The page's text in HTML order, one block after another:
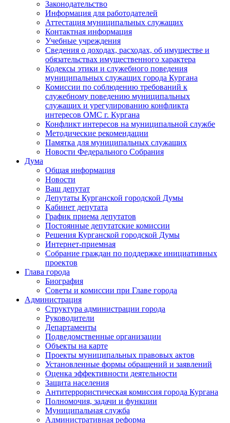
Законодательство
Информация для работодателей
Аттестация муниципальных служащих
Контактная информация
Учебные учреждения
Сведения о доходах, расходах, об имуществе и
обязательствах имущественного характера
Кодексы этики и служебного поведения
муниципальных служащих города Кургана
Комиссии по соблюдению требований к
служебному поведению муниципальных
служащих и урегулированию конфликта
интересов ОМС г. Кургана
Конфликт интересов на муниципальной службе
Методические рекомендации
Памятка для муниципальных служащих
Новости Федерального Cобрания
Дума
Общая информация
Новости
Ваш депутат
Депутаты Курганской городской Думы
Кабинет депутата
График приема депутатов
Постоянные депутатские комиссии
Решения Курганской городской Думы
Интернет-приемная
Собрание граждан по поддержке инициативных
проектов
Глава города
Биография
Советы и комиссии при Главе города
Администрация
Структура администрации города
Руководители
Департаменты
Подведомственные организации
Объекты на карте
Проекты муниципальных правовых актов
Установленные формы обращений и заявлений
Оценка эффективности деятельности
Защита населения
Антитеррористическая комиссия города Кургана
Полномочия, задачи и функции
Муниципальная служба
Административная реформа